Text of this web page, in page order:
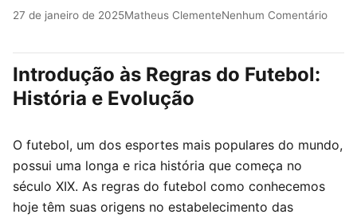
27 de janeiro de 2025Matheus ClementeNenhum Comentário
Introdução às Regras do Futebol:
História e Evolução
O futebol, um dos esportes mais populares do mundo,
possui uma longa e rica história que começa no
século XIX. As regras do futebol como conhecemos
hoje têm suas origens no estabelecimento das